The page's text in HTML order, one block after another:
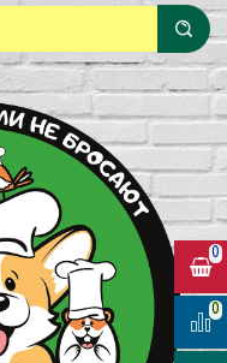
0
0